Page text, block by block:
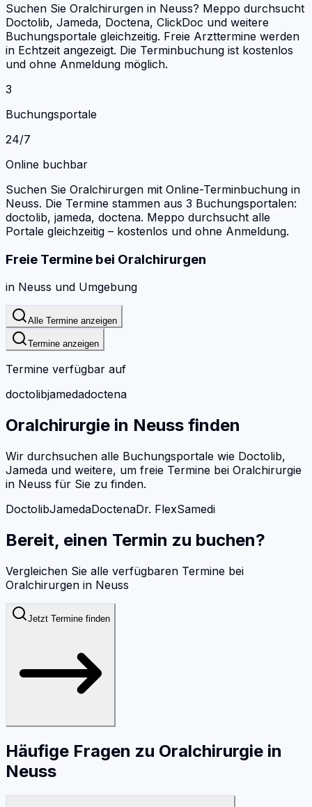
Suchen Sie Oralchirurgen in Neuss? Meppo durchsucht
Doctolib, Jameda, Doctena, ClickDoc und weitere
Buchungsportale gleichzeitig. Freie Arzttermine werden
in Echtzeit angezeigt. Die Terminbuchung ist kostenlos
und ohne Anmeldung möglich.
3
Buchungsportale
24/7
Online buchbar
Suchen Sie Oralchirurgen mit Online-Terminbuchung in
Neuss. Die Termine stammen aus 3 Buchungsportalen:
doctolib, jameda, doctena. Meppo durchsucht alle
Portale gleichzeitig – kostenlos und ohne Anmeldung.
Freie Termine bei Oralchirurgen
in Neuss und Umgebung
Alle Termine anzeigen
Termine anzeigen
Termine verfügbar auf
doctolibjamedadoctena
Oralchirurgie in Neuss finden
Wir durchsuchen alle Buchungsportale wie Doctolib,
Jameda und weitere, um freie Termine bei Oralchirurgie
in Neuss für Sie zu finden.
DoctolibJamedaDoctenaDr. FlexSamedi
Bereit, einen Termin zu buchen?
Vergleichen Sie alle verfügbaren Termine bei
Oralchirurgen in Neuss
Jetzt Termine finden
Häufige Fragen zu Oralchirurgie in
Neuss